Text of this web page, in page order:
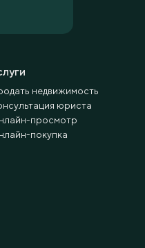
недвижимость
юриста
просмотр
покупка